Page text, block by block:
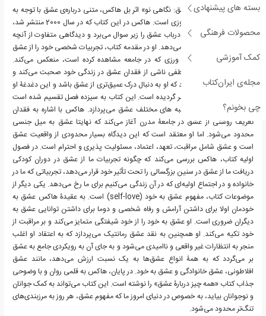
بسته های پیشنهادی
محصولات فرهنگی
کمک آموزشی
مجله‌ی ایران‌کتاب
چی بخونم؟
کتاب «همه چیز درباره عشق: نگاهی نو» اثر بل هاکس، متنی درباره‌ی عشق با توجه به
شرایط جامعه‌ی مدرن امروزی است. هاکس در این کتاب که در سال 2000 منتشر شد،
مفاهیم متعارف و معمول درباب عشق را زیر سوال می‌برد و دیدگاهی متفاوت از آنچه
عشق می‌تواند باشد ارائه می‌دهد. او در مقدمه کتاب، تجربیات شخصی خود را از عشق
و میل فراگیر عدم عشق ورزی که در جامعه مشاهده کرده است، منعکس می‌کند.
نویسنده، در مورد درد عاطفی ناشی از فقدان عشق در زندگی خود صحبت می‌کند و
اینکه چگونه این باعث شد که او به دنبال درک عمیق‌تری از عشق باشد و این دغدغۀ او
منجر به نوشتار کتاب حاضر گردیده است. این کتاب به سیزده فصل تقسیم شده است
که هر فصل به بررسی جنبه های مختلف عشق می‌پردازد. هاکس با اشاره به فقدان
تعریف روشنی از عشق در جامعۀ مدرن آغاز می‌کند که نهایتا عشق به میل جنسی
محدود می‌شود. اما او معتقد است که این دیدگاه بسیار محدودی از واقعیت عشق
است و عشق شامل مراقبت، تعهد، اعتماد، مسئولیت پذیری و احترام است. در فصول
اولیه کتاب، هاکس بررسی می‌کند که چگونه تجربیات ما از عشق در دوران کودکی
دریافت ما از عشق در سنین بزرگسالی را تحت تأثیر خود قرار می‌دهد، تجربیاتی که ما در
خانواده و در اجتماع اولیه‌ای که در آن زندگی می‌کنیم برای ما رخ می‌دهد. یکی دیگر از
موضوعات کتاب، مفهوم عشق به خود (self-love) است. به عقیدۀ هاکس عشق به
خودمان اولا برای داشتن آرامش و رفاه شخصی و دوما برای داشتن توانایی عشق به
دیگران ضروری است. او عشق به خود را از خود شیفتگی متمایز می‌کند و بر مراقبت از
خود تکیه می‌کند. او همچنین به نقد عشق رمانتیک می‌پردازد که به اعتقاد او اغلب
منجر به انتظارات غیر واقعی و ناامیدی می‌شود و به جای آن به رویکردی جامع به عشق
بر می‌گردد که به همۀ انواع عشق‌ها به یک نسبت ارزش می‌دهد، مانند عشق
افلاطونی، عشق خانوادگی و عشق به خود. در پایان، هاکس به قلمی روان و با وضوحی
جذاب کتاب «همه چیز دربارۀ عشق» را نوشته است. این کتاب می‌تواند به کمک جوانان
و نوجوانان بیاید، به خصوص در دنیای امروز ما که مفهوم عشق، هر روز به مرزبندی‌های
تنگ‌تر محدود می‌شود.